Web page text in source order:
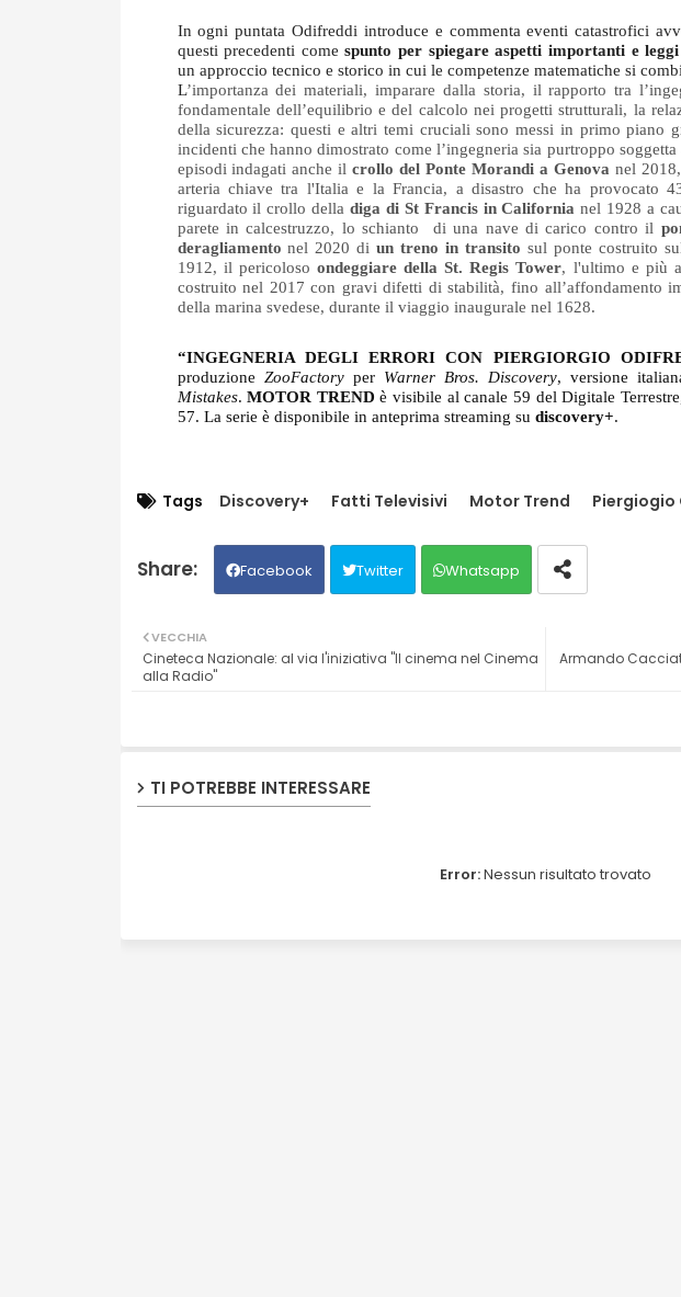
In ogni puntata Odifreddi introduce e commenta eventi catastrofici
questi precedenti come spunto per spiegare aspetti importanti e
un approccio tecnico e storico in cui le competenze matematiche si
L’importanza dei materiali, imparare dalla storia, il rapporto tra
fondamentale dell’equilibrio e del calcolo nei progetti strutturali, la
della sicurezza: questi e altri temi cruciali sono messi in primo piano
incidenti che hanno dimostrato come l’ingegneria sia purtroppo
episodi indagati anche il crollo del Ponte Morandi a Genova nel
arteria chiave tra l'Italia e la Francia, a disastro che ha provocato
riguardato il crollo della diga di St Francis in California nel 1928 a
parete in calcestruzzo, lo schianto  di una nave di carico contro il
deragliamento nel 2020 di un treno in transito sul ponte costruito
1912, il pericoloso ondeggiare della St. Regis Tower, l'ultimo e più
costruito nel 2017 con gravi difetti di stabilità, fino all’affondamento
della marina svedese, durante il viaggio inaugurale nel 1628.
“INGEGNERIA DEGLI ERRORI CON PIERGIORGIO
produzione ZooFactory per Warner Bros. Discovery, versione
Mistakes. MOTOR TREND è visibile al canale 59 del Digitale
57. La serie è disponibile in anteprima streaming su discovery+.
Tags Discovery+ Fatti Televisivi Motor Trend Piergiogio
Facebook Twitter Whatsapp
Armando
VECCHIA
Cineteca Nazionale: al via l'iniziativa "Il cinema nel Cinema
alla Radio"
TI POTREBBE INTERESSARE
Error:Nessun risultato trovato